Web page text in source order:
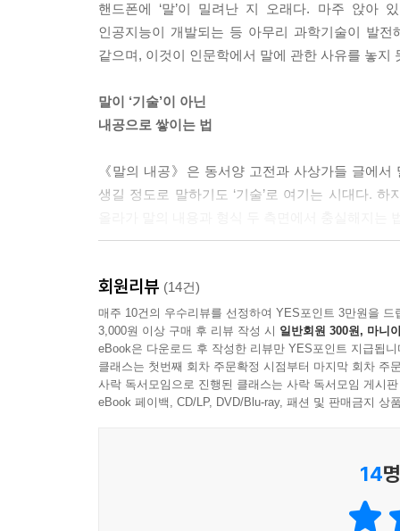
식을 갖춘다. 그로 인해 언어생활이 전환된다. 따
된다. -51쪽
3단계 [말이 깊어지려면]
긴 글들에 눈길을 주어야 한다. 나와 생각이 같은
이기 때문이다. -60쪽
말할 때는 물론, 들을 때도 논점을 정해야 한다.
한다. 이것이 공자의 해석 방법이다. 공자처럼 보
야 비로소 지성이 발달한다. -72쪽
4단계 [참신하게 말하는 법]
비로소 나의 사고와 언어의 패러다임이 바뀐다.
새로움은 단절이 아니다. 하늘 아래 온전히 새로
핸드폰에 ‘말’이 밀려난 지 오래다. 마주 앉아
인공지능이 개발되는 등 아무리 과학기술이 발
같으며, 이것이 인문학에서 말에 관한 사유를 놓지
말이 ‘기술’이 아닌
내공으로 쌓이는 법
《말의 내공》은 동서양 고전과 사상가들 글에
생길 정도로 말하기도 ‘기술’로 여기는 시대다.
두루 섭렵해 이 책을 썼다. 그런 점에서 이 책은 말
저자들에게 ‘말 공부’는 자신과 세상을 변화시키
정의한 ‘말 공부’에서도 그런 생각을 엿볼 수 있다.
말을 ‘잘한다’는 것은 단순히 화술이 능수능란한
“가는 말이 고와야 오는 말이 곱다”는 속담에서
회원리뷰 (14건)
매주 10건의 우수리뷰를 선정하여 YES포인트 3만원을 드
3,000원 이상 구매 후 리뷰 작성 시 일반회원 300원, 마니
eBook은 다운로드 후 작성한 리뷰만 YES포인트 지급됩니
클래스는 첫번째 회차 주문확정 시점부터 마지막 회차 주
사락 독서모임으로 진행된 클래스는 사락 독서모임 게시
eBook 페이백, CD/LP, DVD/Blu-ray, 패션 및 판매금지 상
14